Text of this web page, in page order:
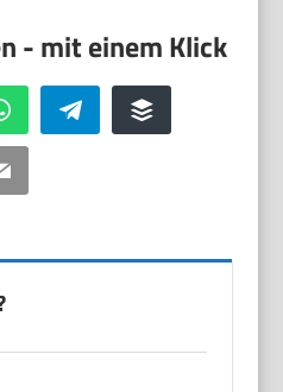
WhatsApp Telegram Buffer
Email